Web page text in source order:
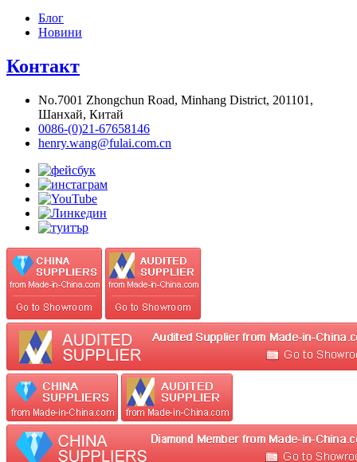
Блог
Новини
Контакт
No.7001 Zhongchun Road, Minhang District, 201101,
Шанхай, Китай
0086-(0)21-67658146
henry.wang@fulai.com.cn